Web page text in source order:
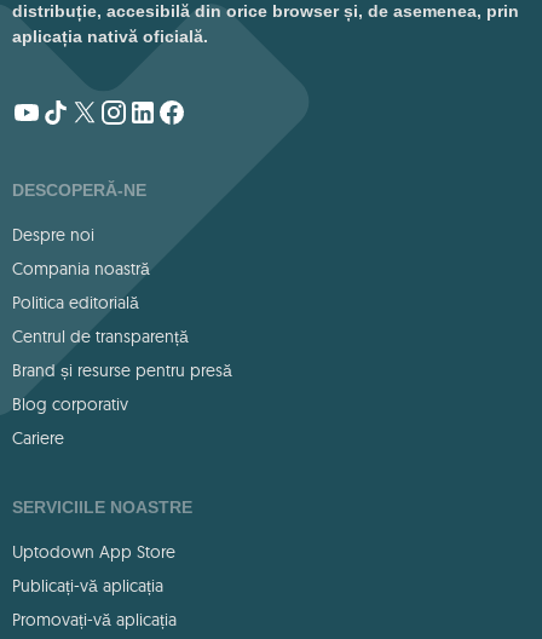
distribuție, accesibilă din orice browser și, de asemenea, prin
aplicația nativă oficială.
DESCOPERĂ-NE
Despre noi
Compania noastră
Politica editorială
Centrul de transparență
Brand și resurse pentru presă
Blog corporativ
Cariere
SERVICIILE NOASTRE
Uptodown App Store
Publicați-vă aplicația
Promovați-vă aplicația